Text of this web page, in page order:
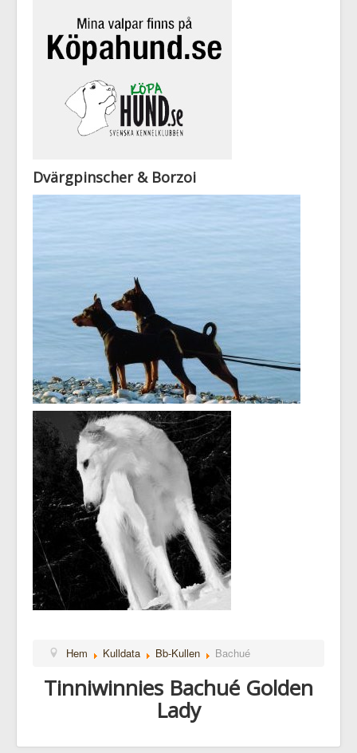
Dvärgpinscher & Borzoi
Hem Kulldata Bb-Kullen Bachué
Tinniwinnies Bachué Golden
Lady